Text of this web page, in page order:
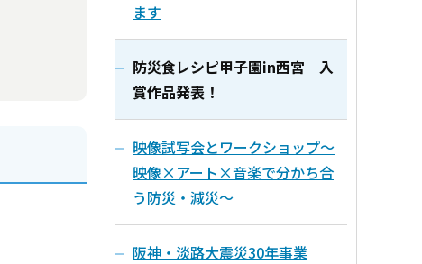
ます
防災食レシピ甲子園in西宮 入
賞作品発表！
映像試写会とワークショップ～
映像×アート×音楽で分かち合
う防災・減災～
阪神・淡路大震災30年事業